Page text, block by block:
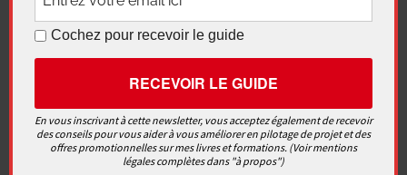
pour
:
Me contacter
Cochez pour recevoir le guide
En vous inscrivant à cette newsletter, vous acceptez également de recevoir
des conseils pour vous aider à vous améliorer en pilotage de projet et des
offres promotionnelles sur mes livres et formations. (Voir mentions
légales complètes dans "à propos")